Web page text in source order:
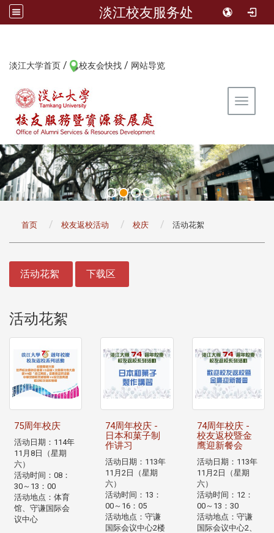
淡江校友服务处
淡江大学首页 / 校友会快找 / 网站导览
Toggle
首页 校友返校活动 校庆 活动花絮
活动花絮 下载区
活动花絮
75周年校庆
活动日期：114年
11月8日（星期
六）
活动时间：08：
30～13：00
活动地点：体育
馆、守谦国际会
议中心
74周年校庆 -
日本和菓子制
作讲习
活动日期：113年
11月2日（星期
六）
活动时间：13：
00～16：05
活动地点：守谦
国际会议中心2楼
74周年校庆 -
校友返校暨金
鹰迎新餐会
活动日期：113年
11月2日（星期
六）
活动时间：12：
00～13：30
活动地点：守谦
国际会议中心2、